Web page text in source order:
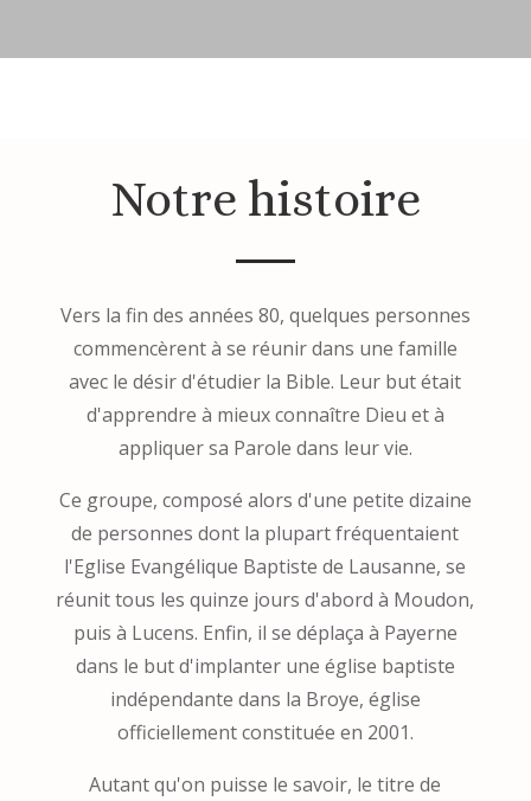
Notre histoire
Vers la fin des années 80, quelques personnes
commencèrent à se réunir dans une famille
avec le désir d'étudier la Bible. Leur but était
d'apprendre à mieux connaître Dieu et à
appliquer sa Parole dans leur vie.
Ce groupe, composé alors d'une petite dizaine
de personnes dont la plupart fréquentaient
l'Eglise Evangélique Baptiste de Lausanne, se
réunit tous les quinze jours d'abord à Moudon,
puis à Lucens. Enfin, il se déplaça à Payerne
dans le but d'implanter une église baptiste
indépendante dans la Broye, église
officiellement constituée en 2001.
Autant qu'on puisse le savoir, le titre de